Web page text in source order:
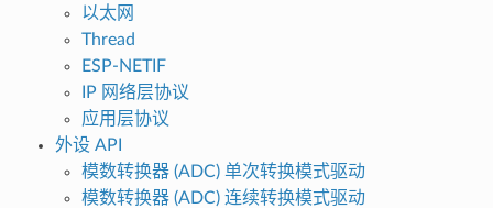
以太网
Thread
ESP-NETIF
IP 网络层协议
应用层协议
外设 API
模数转换器 (ADC) 单次转换模式驱动
模数转换器 (ADC) 连续转换模式驱动